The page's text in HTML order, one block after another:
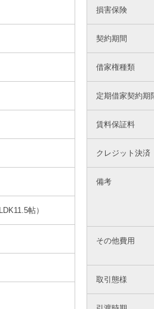
帖）
損害保険
契約期間
借家権種類
定期借家契約期
賃料保証料
クレジット決済
備考
その他費用
取引態様